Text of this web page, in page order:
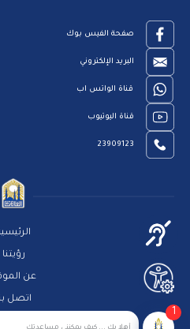
صفحة الفيس بوك
البريد الإلكتروني
قناة الواتس اب
قناة اليوتيوب
23909123
رؤيتنا
عن
اتصل
سياسة
أهلا بك ... كيف يمكننى مساعدتك
1